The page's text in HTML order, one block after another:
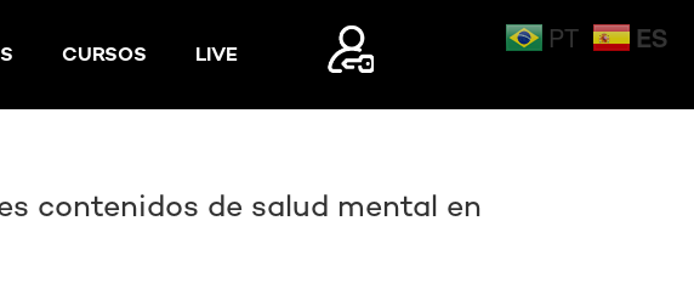
LIVE
CURSOS
contenidos de salud mental en
PT ES